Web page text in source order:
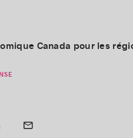
Canada pour les